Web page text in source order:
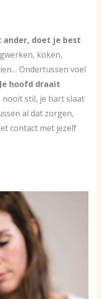
ander, doet je best
koken,
Ondertussen voel
Je hoofd draait
nooit stil, je hart slaat
al dat zorgen,
contact met jezelf